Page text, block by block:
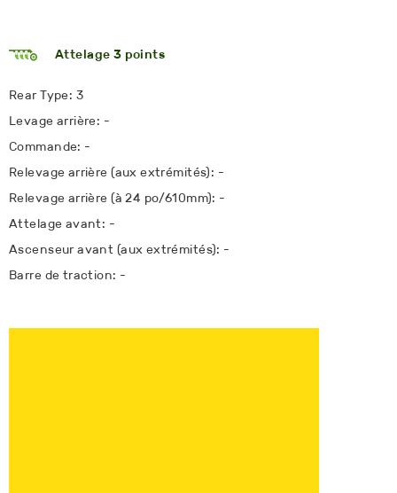
Attelage 3 points
Rear Type: 3
Levage arrière: -
Commande: -
Relevage arrière (aux extrémités): -
Relevage arrière (à 24 po/610mm): -
Attelage avant: -
Ascenseur avant (aux extrémités): -
Barre de traction: -